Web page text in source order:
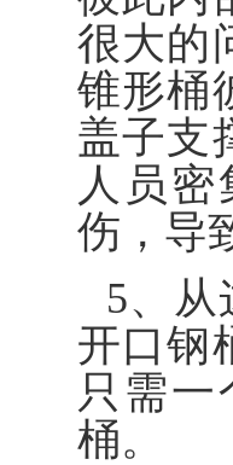
很大的
锥形桶
盖子支
人员
伤，导
5、
开口钢
只需
桶。